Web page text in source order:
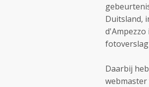
Duitsland,
d'Ampezzo
fotoverslag
Daarbij
webmaster